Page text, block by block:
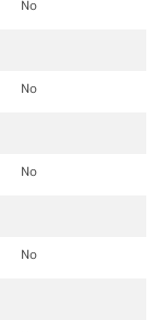
No
No
No
No